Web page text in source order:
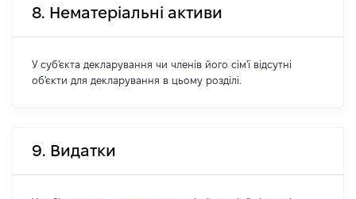
8. Нематеріальні активи
У суб'єкта декларування чи членів його сім'ї відсутні
об'єкти для декларування в цьому розділі.
9. Видатки